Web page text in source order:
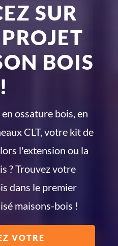
SUR
BOIS
!
ossature bois, en
CLT, votre kit de
l'extension ou la
? Trouvez votre
dans le premier
maisons-bois !
VOTRE